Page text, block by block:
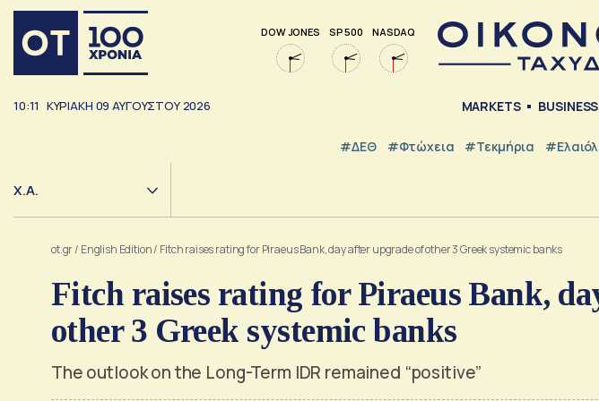
DOW JONES SP 500 NASDAQ
10:11 ΚΥΡΙΑΚΗ 09 ΑΥΓΟΥΣΤΟΥ 2026 MARKETS BUSINESS
#ΔΕΘ #Φτώχεια #Τεκμήρια
Χ.Α.
ot.gr/ English Edition/ Fitch raises rating for Piraeus Bank, day after upgrade of other 3 Greek systemic banks
Fitch raises rating for Piraeus Bank,
other 3 Greek systemic banks
The outlook on the Long-Term IDR remained “positive”